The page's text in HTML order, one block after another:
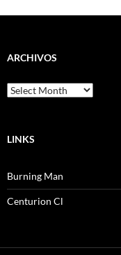
ARCHIVOS
Archivos
LINKS
Burning Man
Centurion Cl